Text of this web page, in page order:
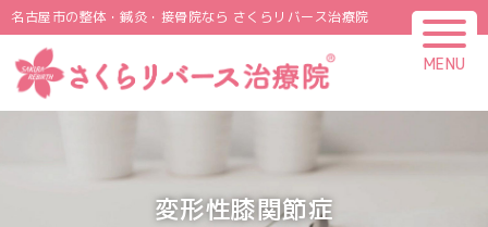
名古屋市の整体・鍼灸・接骨院なら さくらリバース治療院
MENU
変形性膝関節症